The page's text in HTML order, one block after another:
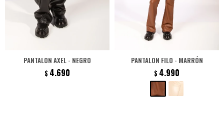
PANTALON AXEL - NEGRO
$ 4.690
PANTALON FILO - MARRÓN
$ 4.990